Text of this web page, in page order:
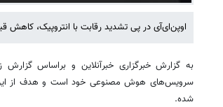
اوپن‌ای‌آی در پی تشدید رقابت با انتروپیک،
سرویس‌های هوش مصنوعی خود است و هدف از این
شده.